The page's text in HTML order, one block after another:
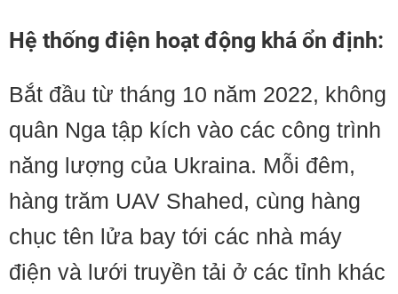
Hệ thống điện hoạt động khá ổn định:
Bắt đầu từ tháng 10 năm 2022, không
quân Nga tập kích vào các công trình
năng lượng của Ukraina. Mỗi đêm,
hàng trăm UAV Shahed, cùng hàng
chục tên lửa bay tới các nhà máy
điện và lưới truyền tải ở các tỉnh khác